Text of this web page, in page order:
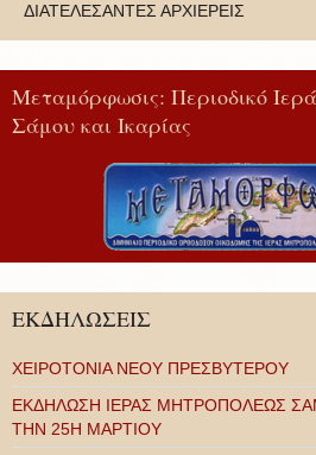
ΔΙΑΤΕΛΕΣΑΝΤΕΣ ΑΡΧΙΕΡΕΙΣ
Μεταμόρφωσις: Περιοδικό
Σάμου και Ικαρίας
ΕΚΔΗΛΩΣΕΙΣ
ΧΕΙΡΟΤΟΝΙΑ ΝΕΟΥ ΠΡΕΣΒΥΤΕΡΟΥ
ΕΚΔΗΛΩΣΗ ΙΕΡΑΣ ΜΗΤΡΟΠΟΛΕΩΣ
ΤΗΝ 25Η ΜΑΡΤΙΟΥ